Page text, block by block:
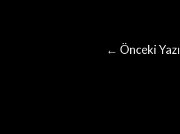
← Önceki Yazı